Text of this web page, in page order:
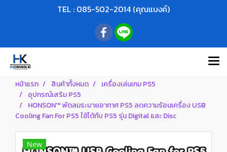
TEL : 085-502-2014 (คุณแบงค์)
หน้าแรก สินค้าทั้งหมด
เครื่องเล่นเกม PS5
อุปกรณ์เสริม PS5
HONSON™ พัดลมระบายอากาศ PS5 ลดความร้อนเครื่อง USB
Cooling Fan For PS5 ใช้ได้กับ PS5 รุ่น Digital และ Disc
New